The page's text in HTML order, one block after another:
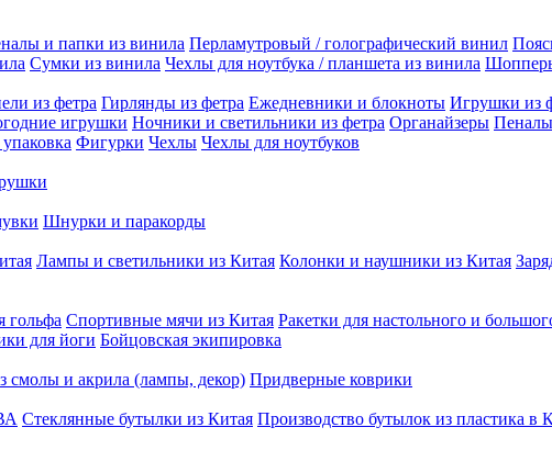
и папки из винила Перламутровый / голографический винил
Сумки из винила Чехлы для ноутбука / планшета из винила
из фетра Гирлянды из фетра Ежедневники и блокноты Игрушки из
игрушки Ночники и светильники из фетра Органайзеры Пеналы
Фигурки Чехлы Чехлы для ноутбуков
Шнурки и паракорды
Лампы и светильники из Китая Колонки и наушники из Китая
гольфа Спортивные мячи из Китая Ракетки для настольного и
для йоги Бойцовская экипировка
смолы и акрила (лампы, декор) Придверные коврики
Стеклянные бутылки из Китая Производство бутылок из пластика в